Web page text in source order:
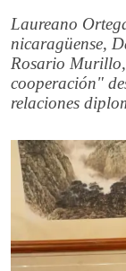
Laureano
nicaragüense,
Rosario
cooperación"
relaciones